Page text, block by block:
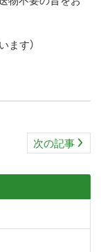
ます）
次の記事